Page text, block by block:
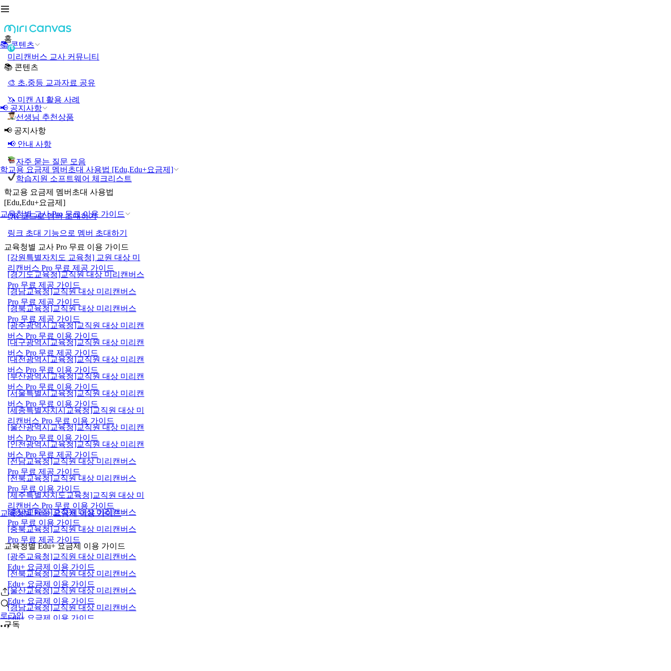
📚 콘텐츠
📢 공지사항
학교용 요금제 멤버초대 사용법 [Edu,Edu+요금제]
교육청별 교사 Pro 무료 이용 가이드
교육청별 Edu+ 요금제 이용 가이드
로그인
홈
미리캔버스 교사 커뮤니티
📚 콘텐츠
🎨 초.중등 교과자료 공유
🦄 미캔 AI 활용 사례
선생님 추천상품
📢 공지사항
📢 안내 사항
자주 묻는 질문 모음
학습지원 소프트웨어 체크리스트
학교용 요금제 멤버초대 사용법
[Edu,Edu+요금제]
QR 코드로 멤버 초대하기
링크 초대 기능으로 멤버 초대하기
교육청별 교사 Pro 무료 이용 가이드
[강원특별자치도 교육청] 교원 대상 미
리캔버스 Pro 무료 제공 가이드
[경기도교육청]교직원 대상 미리캔버스
Pro 무료 제공 가이드
[경남교육청]교직원 대상 미리캔버스
Pro 무료 제공 가이드
[경북교육청]교직원 대상 미리캔버스
Pro 무료 제공 가이드
[광주광역시교육청]교직원 대상 미리캔
버스 Pro 무료 이용 가이드
[대구광역시교육청]교직원 대상 미리캔
버스 Pro 무료 제공 가이드
[대전광역시교육청]교직원 대상 미리캔
버스 Pro 무료 이용 가이드
[부산광역시교육청]교직원 대상 미리캔
버스 Pro 무료 이용 가이드
[서울특별시교육청]교직원 대상 미리캔
버스 Pro 무료 이용 가이드
[세종특별자치시교육청]교직원 대상 미
리캔버스 Pro 무료 이용 가이드
[울산광역시교육청]교직원 대상 미리캔
버스 Pro 무료 이용 가이드
[인천광역시교육청]교직원 대상 미리캔
버스 Pro 무료 제공 가이드
[전남교육청]교직원 대상 미리캔버스
Pro 무료 제공 가이드
[전북교육청]교직원 대상 미리캔버스
Pro 무료 이용 가이드
[제주특별자치도교육청]교직원 대상 미
리캔버스 Pro 무료 이용 가이드
[충남교육청]교직원 대상 미리캔버스
Pro 무료 이용 가이드
[충북교육청]교직원 대상 미리캔버스
Pro 무료 제공 가이드
교육청별 Edu+ 요금제 이용 가이드
[광주교육청]교직원 대상 미리캔버스
Edu+ 요금제 이용 가이드
[전북교육청]교직원 대상 미리캔버스
Edu+ 요금제 이용 가이드
[울산교육청]교직원 대상 미리캔버스
Edu+ 요금제 이용 가이드
[경남교육청]교직원 대상 미리캔버스
Edu+ 요금제 이용 가이드
구독